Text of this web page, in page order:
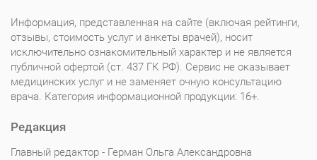
Информация, представленная на сайте (включая рейтинги,
отзывы, стоимость услуг и анкеты врачей), носит
исключительно ознакомительный характер и не является
публичной офертой (ст. 437 ГК РФ). Сервис не оказывает
медицинских услуг и не заменяет очную консультацию
врача. Категория информационной продукции: 16+.
Редакция
Главный редактор - Герман Ольга Александровна